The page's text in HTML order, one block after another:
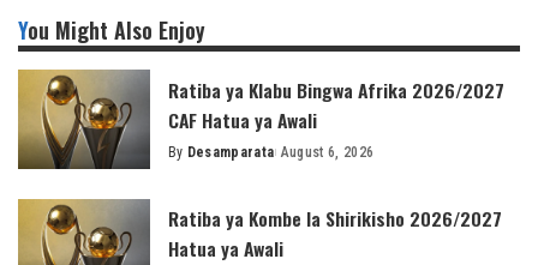
You Might Also Enjoy
Ratiba ya Klabu Bingwa Afrika 2026/2027
CAF Hatua ya Awali
Posted
By Desamparata August 6, 2026
Ratiba ya Kombe la Shirikisho 2026/2027
Hatua ya Awali